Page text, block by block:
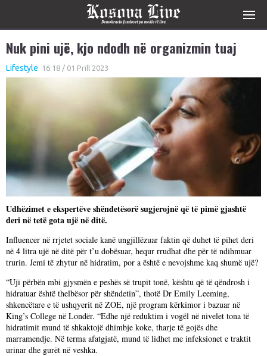
Nuk pini ujë, kjo ndodh në organizmin tuaj
Lifestyle 16:18 / 01 Prill 2023
Udhëzimet e ekspertëve shëndetësorë sugjerojnë që të pimë gjashtë
deri në tetë gota ujë në ditë.
Influencer në rrjetet sociale kanë ungjillëzuar faktin që duhet të pihet deri
në 4 litra ujë në ditë për t’u dobësuar, hequr rrudhat dhe për të ndihmuar
trurin. Jemi të zhytur në hidratim, por a është e nevojshme kaq shumë ujë?
“Uji përbën mbi gjysmën e peshës së trupit tonë, kështu që të qëndrosh i
hidratuar është thelbësor për shëndetin”, thotë Dr Emily Leeming,
shkencëtare e të ushqyerit në ZOE, një program kërkimor i bazuar në
King’s College në Londër. “Edhe një reduktim i vogël në nivelet tona të
hidratimit mund të shkaktojë dhimbje koke, tharje të gojës dhe
marramendje. Në terma afatgjatë, mund të lidhet me infeksionet e traktit
urinar dhe gurët në veshka.